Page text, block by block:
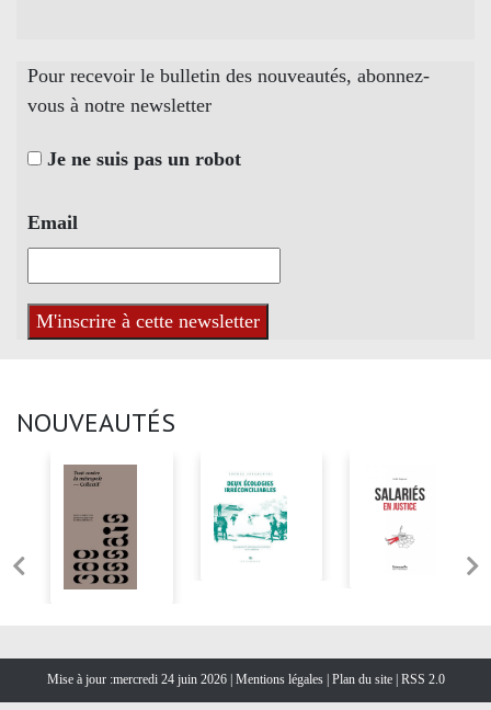
Pour recevoir le bulletin des nouveautés, abonnez-
vous à notre newsletter
Je ne suis pas un robot
Email
NOUVEAUTÉS
Mise à jour :mercredi 24 juin 2026 | Mentions légales | Plan du site |RSS 2.0